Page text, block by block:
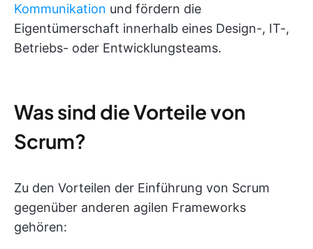
Kommunikation und fördern die
Eigentümerschaft innerhalb eines Design-, IT-,
Betriebs- oder Entwicklungsteams.
Was sind die Vorteile von
Scrum?
Zu den Vorteilen der Einführung von Scrum
gegenüber anderen agilen Frameworks
gehören: